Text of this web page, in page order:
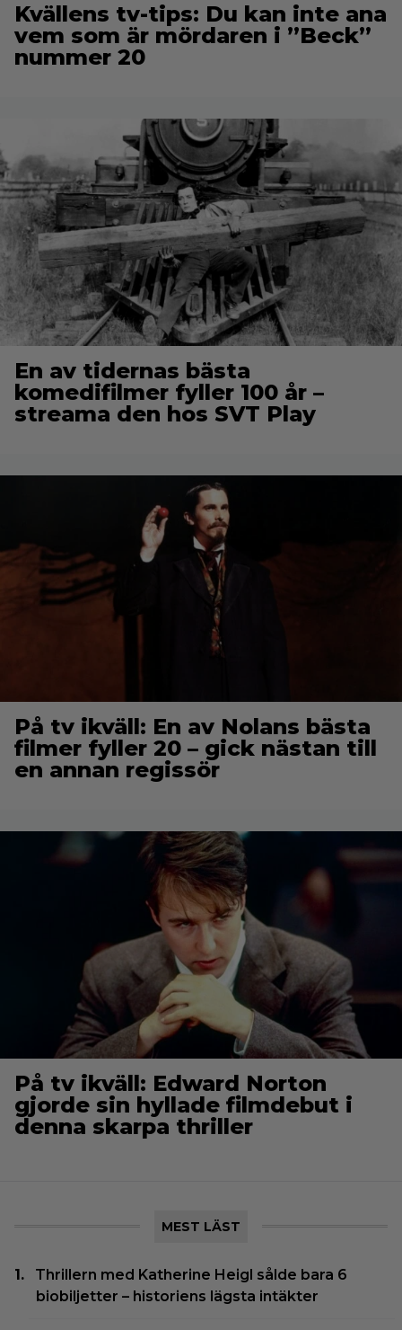
Kvällens tv-tips: Du kan inte ana
vem som är mördaren i ”Beck”
nummer 20
En av tidernas bästa
komedifilmer fyller 100 år –
streama den hos SVT Play
På tv ikväll: En av Nolans bästa
filmer fyller 20 – gick nästan till
en annan regissör
På tv ikväll: Edward Norton
gjorde sin hyllade filmdebut i
denna skarpa thriller
MEST LÄST
Thrillern med Katherine Heigl sålde bara 6
biobiljetter – historiens lägsta intäkter